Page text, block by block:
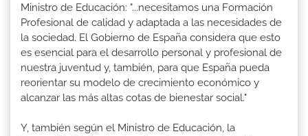
Ministro de Educación: "...necesitamos una Formación
Profesional de calidad y adaptada a las necesidades de
la sociedad. El Gobierno de España considera que esto
es esencial para el desarrollo personal y profesional de
nuestra juventud y, también, para que España pueda
reorientar su modelo de crecimiento económico y
alcanzar las más altas cotas de bienestar social."
Y, también según el Ministro de Educación, la